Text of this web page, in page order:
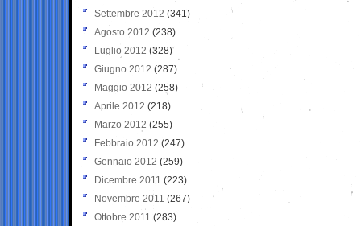
Settembre 2012 (341)
Agosto 2012 (238)
Luglio 2012 (328)
Giugno 2012 (287)
Maggio 2012 (258)
Aprile 2012 (218)
Marzo 2012 (255)
Febbraio 2012 (247)
Gennaio 2012 (259)
Dicembre 2011 (223)
Novembre 2011 (267)
Ottobre 2011 (283)